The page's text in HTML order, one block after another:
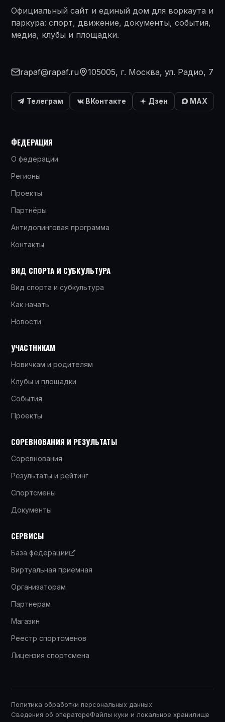
Официальный сайт и единый дом для воркаута и
паркура: спорт, движение, документы, события,
медиа, клубы и площадки.
rapaf@rapaf.ru 105005, г. Москва, ул. Радио, 7
Телеграм ВКонтакте Дзен MAX
ФЕДЕРАЦИЯ
О федерации
Регионы
Проекты
Партнёры
Антидопинговая программа
Контакты
ВИД СПОРТА И СУБКУЛЬТУРА
Вид спорта и субкультура
Как начать
Новости
УЧАСТНИКАМ
Новичкам и родителям
Клубы и площадки
События
Проекты
СОРЕВНОВАНИЯ И РЕЗУЛЬТАТЫ
Соревнования
Результаты и рейтинг
Спортсмены
Документы
СЕРВИСЫ
База федерации
Виртуальная приемная
Организаторам
Партнерам
Магазин
Реестр спортсменов
Лицензия спортсмена
Политика обработки персональных данных
Сведения об оператореФайлы куки и локальное хранилище